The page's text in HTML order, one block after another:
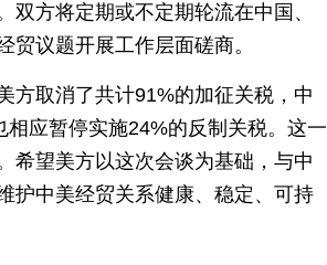
方将定期或不定期轮流在中国、
议题开展工作层面磋商。
方取消了共计91%的加征关税，中
应暂停实施24%的反制关税。这一
希望美方以这次会谈为基础，与中
护中美经贸关系健康、稳定、可持